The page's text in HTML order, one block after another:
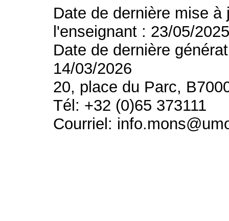
Date de dernière mise
l'enseignant : 23/05/
Date de dernière
14/03/2026
20, place du Parc,
Tél: +32 (0)65 373111
Courriel: